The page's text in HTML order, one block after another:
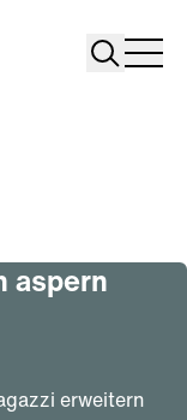
Search
aspern
erweitern